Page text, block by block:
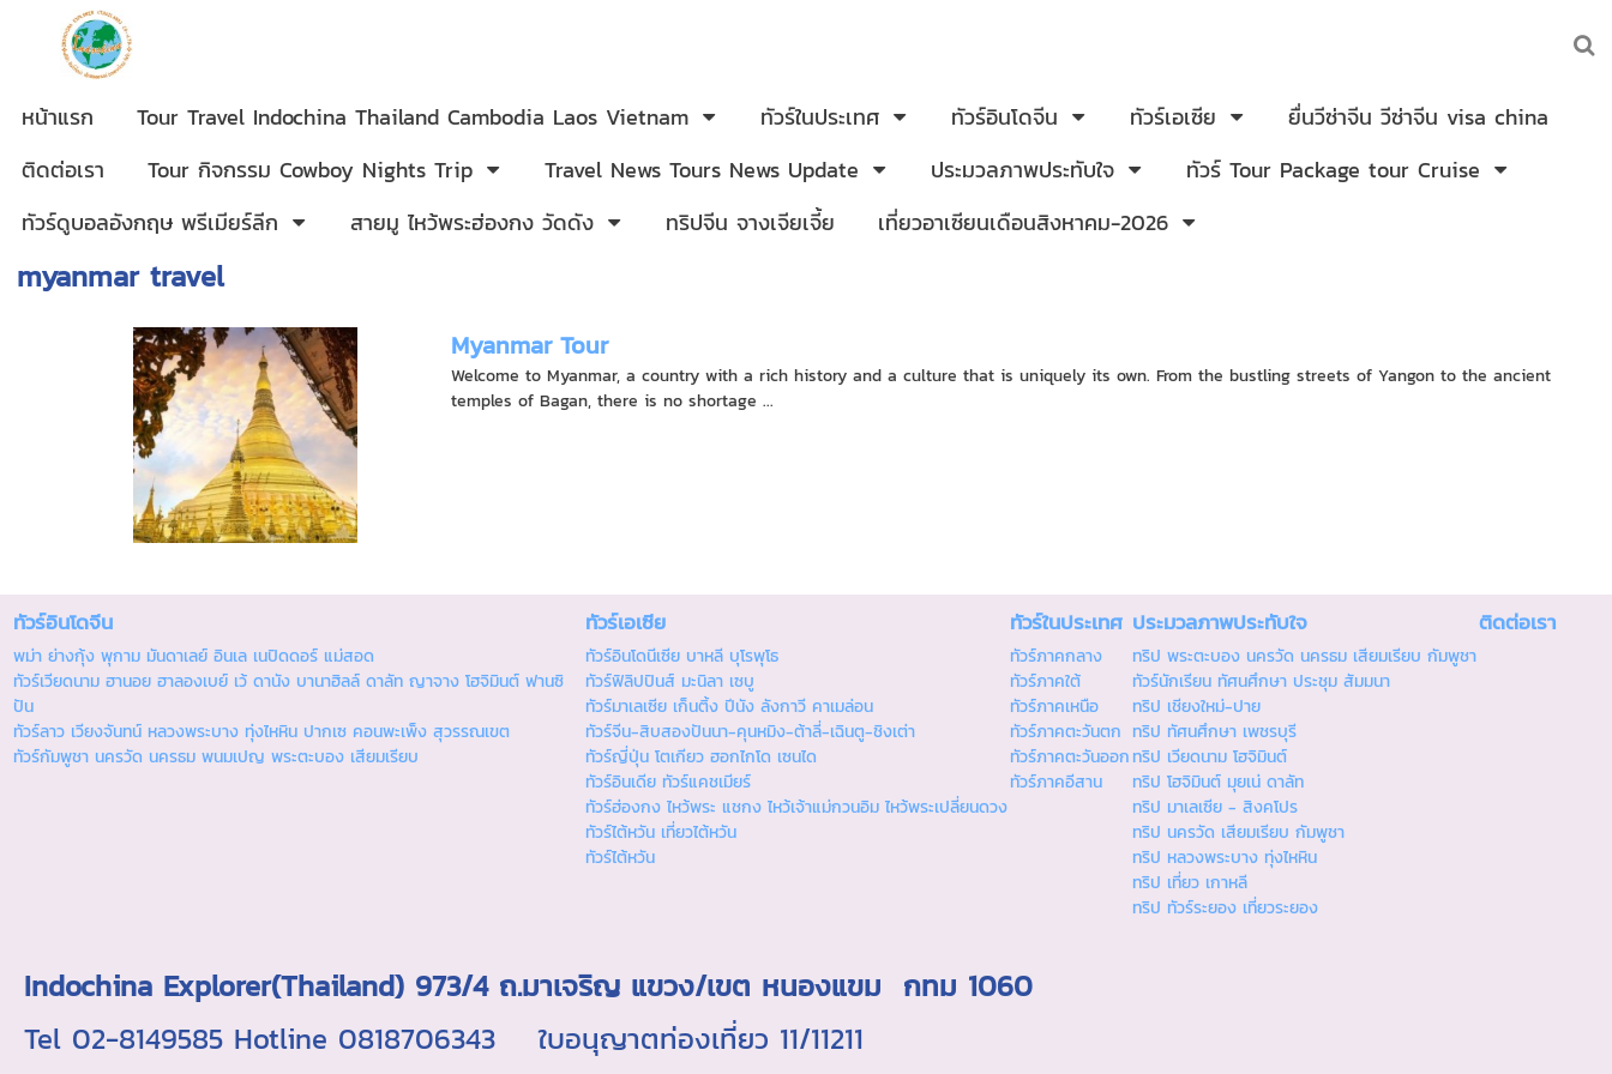
หน้าแรก Tour Travel Indochina Thailand Cambodia Laos Vietnam ทัวร์ในประเทศ ทัวร์อินโดจีน ทัวร์เอเซีย
ยื่นวีซ่าจีน วีซ่าจีน visa china
ติดต่อเรา
Tour กิจกรรม Cowboy Nights Trip Travel News Tours News Update ประมวลภาพประทับใจ
ทัวร์ Tour Package tour Cruise
ทัวร์ดูบอลอังกฤษ พรีเมียร์ลีก
สายมู ไหว้พระฮ่องกง วัดดัง ทริปจีน จางเจียเจี้ย เที่ยวอาเซียนเดือนสิงหาคม-2026
myanmar travel
Myanmar Tour
Welcome to Myanmar, a country with a rich history and a culture that is uniquely its own. From the bustling streets of Yangon to the ancient
temples of Bagan, there is no shortage ...
ทัวร์อินโดจีน
พม่า ย่างกุ้ง พุกาม มันดาเลย์ อินเล เนปิดดอร์ แม่สอด
ทัวร์เวียดนาม ฮานอย ฮาลองเบย์ เว้ ดานัง บานาฮิลล์ ดาลัท ญาจาง โฮจิมินต์ ฟานซิ
ปัน
ทัวร์ลาว เวียงจันทน์ หลวงพระบาง ทุ่งไหหิน ปากเซ คอนพะเพ็ง สุวรรณเขต
ทัวร์กัมพูชา นครวัด นครธม พนมเปญ พระตะบอง เสียมเรียบ
ทัวร์เอเซีย
ทัวร์อินโดนีเซีย บาหลี บุโรพุโธ
ทัวร์ฟิลิปปินส์ มะนิลา เซบู
ทัวร์มาเลเซีย เก็นติ้ง ปีนัง ลังกาวี คาเมล่อน
ทัวร์จีน-สิบสองปันนา-คุนหมิง-ต้าลี่-เฉินตู-ชิงเต่า
ทัวร์ญี่ปุ่น โตเกียว ฮอกไกโด เซนได
ทัวร์อินเดีย ทัวร์แคชเมียร์
ทัวร์ฮ่องกง ไหว้พระ แชกง ไหว้เจ้าแม่กวนอิม ไหว้พระเปลี่ยนดวง
ทัวร์ไต้หวัน เที่ยวไต้หวัน
ทัวร์ไต้หวัน
ทัวร์ในประเทศ
ทัวร์ภาคกลาง
ทัวร์ภาคใต้
ทัวร์ภาคเหนือ
ทัวร์ภาคตะวันตก
ทัวร์ภาคตะวันออก
ทัวร์ภาคอีสาน
ประมวลภาพประทับใจ
ทริป พระตะบอง นครวัด นครธม เสียมเรียบ กัมพูชา
ทัวร์นักเรียน ทัศนศึกษา ประชุม สัมมนา
ทริป เชียงใหม่-ปาย
ทริป ทัศนศึกษา เพชรบุรี
ทริป เวียดนาม โฮจิมินต์
ทริป โฮจิมินต์ มุยเน่ ดาลัท
ทริป มาเลเซีย - สิงคโปร
ทริป นครวัด เสียมเรียบ กัมพูชา
ทริป หลวงพระบาง ทุ่งไหหิน
ทริป เที่ยว เกาหลี
ทริป ทัวร์ระยอง เที่ยวระยอง
ติดต่อเรา
Indochina Explorer(Thailand) 973/4 ถ.มาเจริญ แขวง/เขต หนองแขม กทม 1060
Tel 02-8149585 Hotline 0818706343 ใบอนุญาตท่องเที่ยว 11/11211